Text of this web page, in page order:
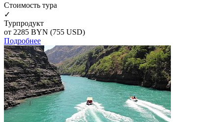
Cтоимость тура
✓
Турпродукт
от 2285 BYN (755 USD)
Подробнее